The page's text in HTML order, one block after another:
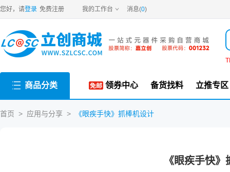
您好，请登录 免费注册 我的工作台 消息(0)
TI
商品分类 领券中心 备货找料 立推专区
首页 > 应用与分享 > 《眼疾手快》抓棒机设计
《眼疾手快